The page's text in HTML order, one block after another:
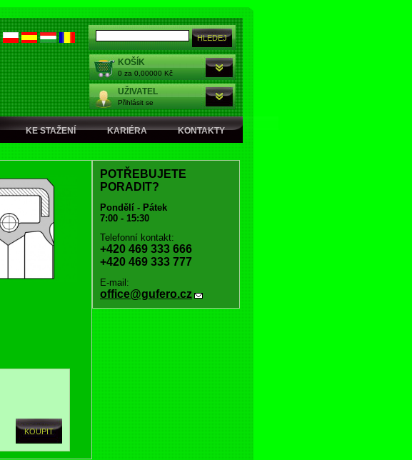
KOŠÍK
0 za 0,00000 Kč
UŽIVATEL
Přihlásit se
KE STAŽENÍ KARIÉRA KONTAKTY
POTŘEBUJETE
PORADIT?
Pondělí - Pátek
7:00 - 15:30
Telefonní kontakt:
+420 469 333 666
+420 469 333 777
E-mail:
office@gufero.cz